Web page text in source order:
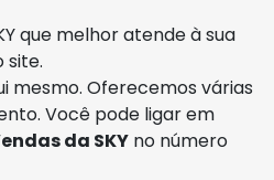
que melhor atende à sua
site.
mesmo. Oferecemos várias
Você pode ligar em
da SKY no número